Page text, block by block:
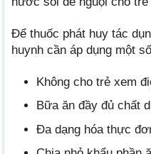
Để thuốc phát huy tác
huynh cần áp dụng một
Không cho trẻ xem
Bữa ăn đầy đủ chất
Đa dạng hóa thực